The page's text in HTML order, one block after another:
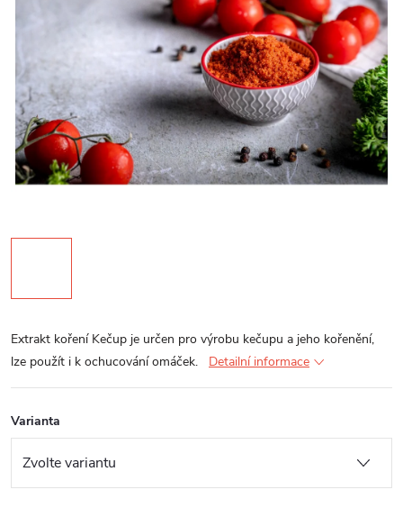
Extrakt koření Kečup je určen pro výrobu kečupu a jeho kořenění,
lze použít i k ochucování omáček.
Detailní informace
Varianta